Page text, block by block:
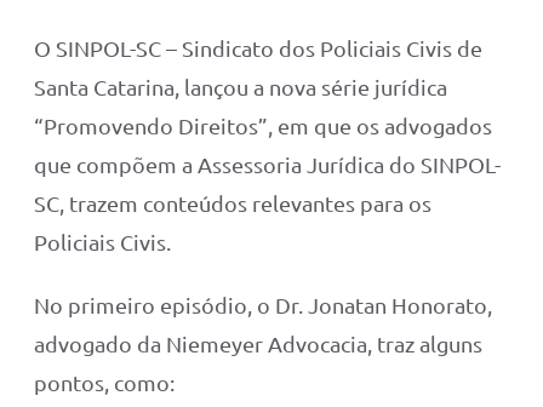
O SINPOL-SC – Sindicato dos Policiais Civis de
Santa Catarina, lançou a nova série jurídica
“Promovendo Direitos”, em que os advogados
que compõem a Assessoria Jurídica do SINPOL-
SC, trazem conteúdos relevantes para os
Policiais Civis.
No primeiro episódio, o Dr. Jonatan Honorato,
advogado da Niemeyer Advocacia, traz alguns
pontos, como: